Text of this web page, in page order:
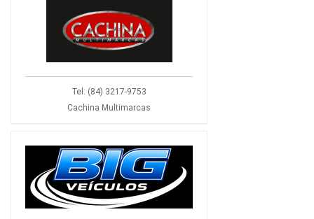
Tel: (84) 3217-9753
Cachina Multimarcas